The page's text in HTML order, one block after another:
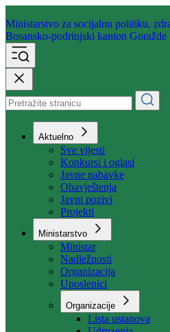
Ministarstvo za socijalnu politiku,
Bosansko-podrinjski kanton Goražde
Aktuelno
Sve vijesti
Konkursi i oglasi
Javne nabavke
Obavještenja
Javni pozivi
Projekti
Ministarstvo
Ministar
Organizacija
Uposlenici